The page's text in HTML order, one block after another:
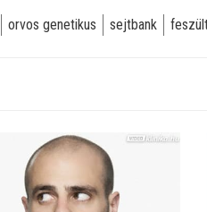
orvos genetikus sejtbank